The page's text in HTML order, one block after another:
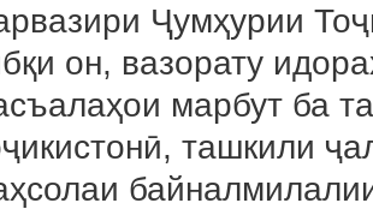
Ҷумҳурии
он, вазорату
марбут ба
ташкили